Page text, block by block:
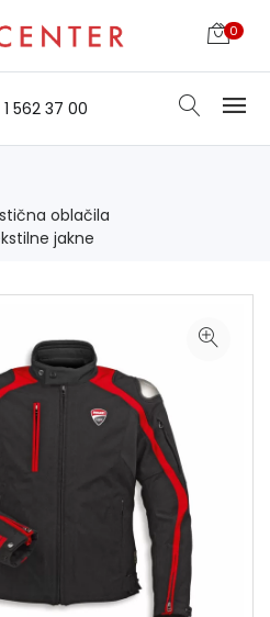
0
562 37 00
oblačila
jakne